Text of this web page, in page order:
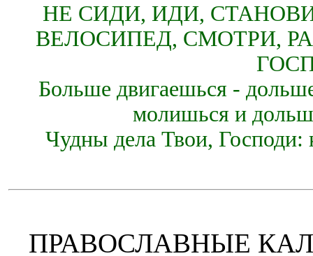
НЕ СИДИ, ИДИ,
ВЕЛОСИПЕД, СМОТРИ,
Больше двигаешься -
молишься и
Чудны дела Твои, Господи:
ПРАВОСЛАВНЫЕ